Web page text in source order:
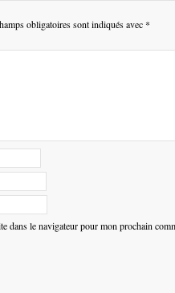
obligatoires sont indiqués avec *
dans le navigateur pour mon prochain